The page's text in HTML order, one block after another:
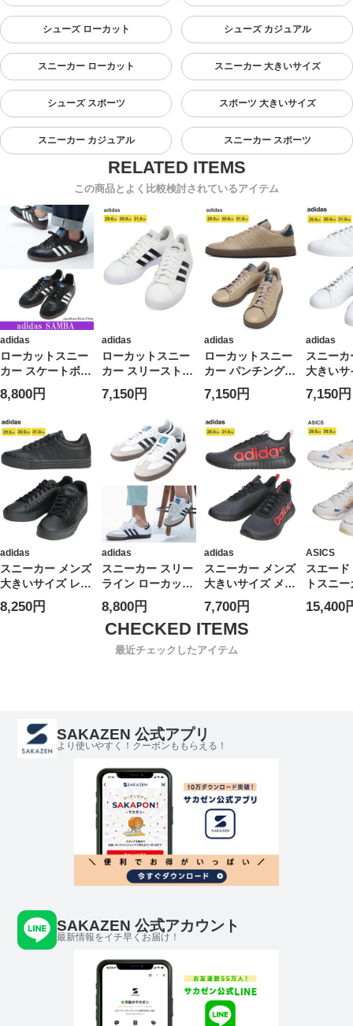
シューズ ローカット シューズ カジュアル
スニーカー ローカット スニーカー 大きいサイズ
シューズ スポーツ スポーツ 大きいサイズ
スニーカー カジュアル スニーカー スポーツ
この商品とよく比較検討されているアイテム
adidas
ローカットスニー
カー スケートボー
ディング サンバ
SAMBA ADV シュ
ランニング 大きい
サイズ メンズ
8,800円
adidas
ローカットスニー
カー スリーストラ
GRANDCOURT
シューズ 靴 タウ
ンユース デイリー
ユース 大きいサイ
ズ メンズ
7,150円
adidas
ローカットスニー
カー パンチングス
トライプ
ADVANCOURT
OOH96 シューズ
靴 タウンユース
デイリーユース 大
きいサイズ メンズ
7,150円
adidas
スニー
大きい
バンコ
ローカ
BASE
ーカッ
7,150円
adidas
スニーカー メンズ
大きいサイズ レザ
ーアッパー ローカ
ット スニーカー
8,250円
adidas
スニーカー スリー
ライン ローカット
SAMBA ADV
IE3100 シューズ
靴 スポーツ 大き
いサイズ メンズ
8,800円
adidas
スニーカー メンズ
大きいサイズ メッ
シュアッパー ビッ
クロゴ ローカット
スニーカー AD
KAPTIR BASE M
靴 ローカット ラ
7,700円
ASICS
スエー
トスニ
GEL-
きいサ
15,400
最近チェックしたアイテム
SAKAZEN 公式アプリ
より使いやすく！クーポンももらえる！
SAKAZEN 公式アカウント
最新情報をイチ早くお届け！